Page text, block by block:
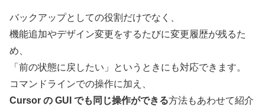
バックアップとしての役割だけでなく、
機能追加やデザイン変更をするたびに変更履歴が残るた
め、
「前の状態に戻したい」というときにも対応できます。
コマンドラインでの操作に加え、
Cursor の GUI でも同じ操作ができる方法もあわせて紹介